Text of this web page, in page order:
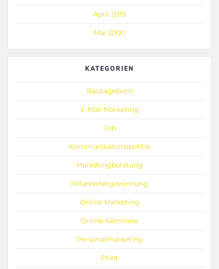
April 2019
Mai 2000
KATEGORIEN
Bautagebuch
E-Mail Marketing
Job
Kommunikationspolitik
Marketingberatung
Mitarbeitergewinnung
Online Marketing
Online-Seminare
Personalmarketing
Print